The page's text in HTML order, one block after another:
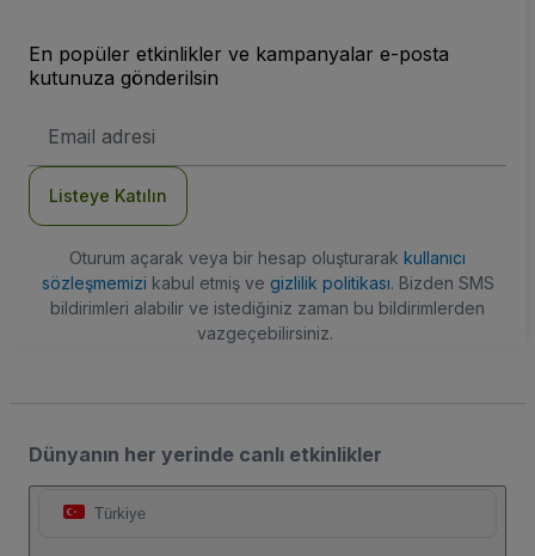
En popüler etkinlikler ve kampanyalar e-posta
kutunuza gönderilsin
posta
Listeye Katılın
Oturum açarak veya bir hesap oluşturarak kullanıcı
sözleşmemizi kabul etmiş ve gizlilik politikası. Bizden SMS
bildirimleri alabilir ve istediğiniz zaman bu bildirimlerden
vazgeçebilirsiniz.
Dünyanın her yerinde canlı etkinlikler
Türkiye